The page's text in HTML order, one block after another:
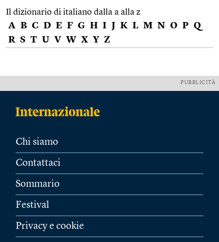
Il dizionario di italiano dalla a alla z
A B C D E F G H I J K L M N O P Q
R S T U V W X Y Z
PUBBLICITÀ
Chi siamo
Contattaci
Sommario
Festival
Privacy e cookie